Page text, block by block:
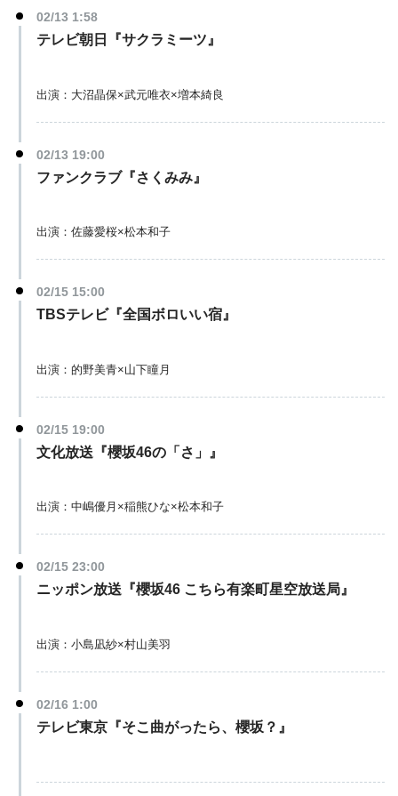
02/13 1:58
テレビ朝日『サクラミーツ』
出演：大沼晶保×武元唯衣×増本綺良
02/13 19:00
ファンクラブ『さくみみ』
出演：佐藤愛桜×松本和子
02/15 15:00
TBSテレビ『全国ボロいい宿』
出演：的野美青×山下瞳月
02/15 19:00
文化放送『櫻坂46の「さ」』
出演：中嶋優月×稲熊ひな×松本和子
02/15 23:00
ニッポン放送『櫻坂46 こちら有楽町星空放送局』
出演：小島凪紗×村山美羽
02/16 1:00
テレビ東京『そこ曲がったら、櫻坂？』